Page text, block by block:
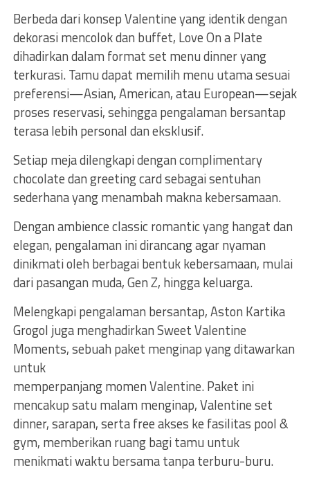
Berbeda dari konsep Valentine yang identik dengan
dekorasi mencolok dan buffet, Love On a Plate
dihadirkan dalam format set menu dinner yang
terkurasi. Tamu dapat memilih menu utama sesuai
preferensi—Asian, American, atau European—sejak
proses reservasi, sehingga pengalaman bersantap
terasa lebih personal dan eksklusif.
Setiap meja dilengkapi dengan complimentary
chocolate dan greeting card sebagai sentuhan
sederhana yang menambah makna kebersamaan.
Dengan ambience classic romantic yang hangat dan
elegan, pengalaman ini dirancang agar nyaman
dinikmati oleh berbagai bentuk kebersamaan, mulai
dari pasangan muda, Gen Z, hingga keluarga.
Melengkapi pengalaman bersantap, Aston Kartika
Grogol juga menghadirkan Sweet Valentine
Moments, sebuah paket menginap yang ditawarkan
untuk
memperpanjang momen Valentine. Paket ini
mencakup satu malam menginap, Valentine set
dinner, sarapan, serta free akses ke fasilitas pool &
gym, memberikan ruang bagi tamu untuk
menikmati waktu bersama tanpa terburu-buru.